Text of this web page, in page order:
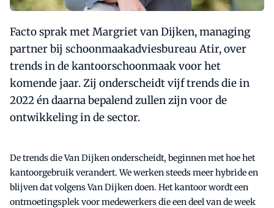
Facto sprak met Margriet van Dijken, managing
partner bij schoonmaakadviesbureau Atir, over
trends in de kantoorschoonmaak voor het
komende jaar. Zij onderscheidt vijf trends die in
2022 én daarna bepalend zullen zijn voor de
ontwikkeling in de sector.
De trends die Van Dijken onderscheidt, beginnen met hoe het
kantoorgebruik verandert. We werken steeds meer hybride en
blijven dat volgens Van Dijken doen. Het kantoor wordt een
ontmoetingsplek voor medewerkers die een deel van de week